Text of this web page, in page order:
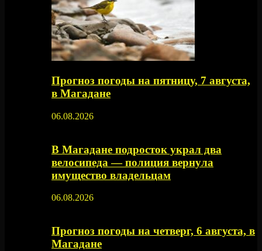
Прогноз погоды на пятницу, 7 августа,
в Магадане
06.08.2026
В Магадане подросток украл два
велосипеда — полиция вернула
имущество владельцам
06.08.2026
Прогноз погоды на четверг, 6 августа, в
Магадане